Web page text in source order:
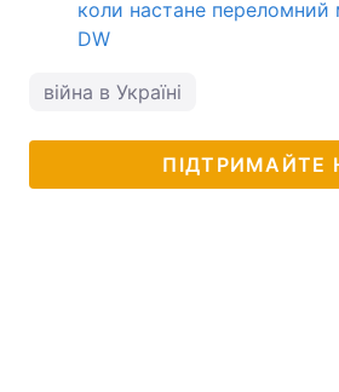
коли настане переломний
DW
війна в Україні
ПІДТРИМАЙТЕ